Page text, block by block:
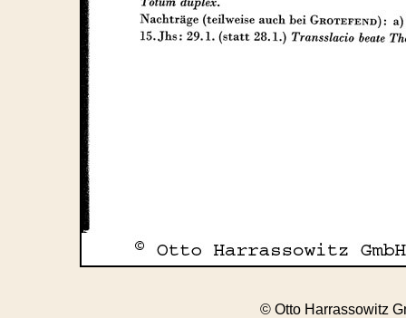
© Otto Harrassowitz